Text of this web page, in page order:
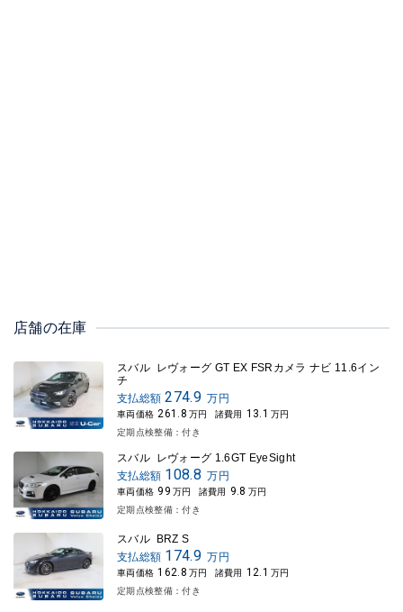
店舗の在庫
スバル レヴォーグ GT EX FSRカメラ ナビ 11.6イン
チ
支払総額 274.9 万円
車両価格 261.8 万円 諸費用 13.1 万円
定期点検整備：付き
スバル レヴォーグ 1.6GT EyeSight
支払総額 108.8 万円
車両価格 99 万円 諸費用 9.8 万円
定期点検整備：付き
スバル BRZ S
支払総額 174.9 万円
車両価格 162.8 万円 諸費用 12.1 万円
定期点検整備：付き